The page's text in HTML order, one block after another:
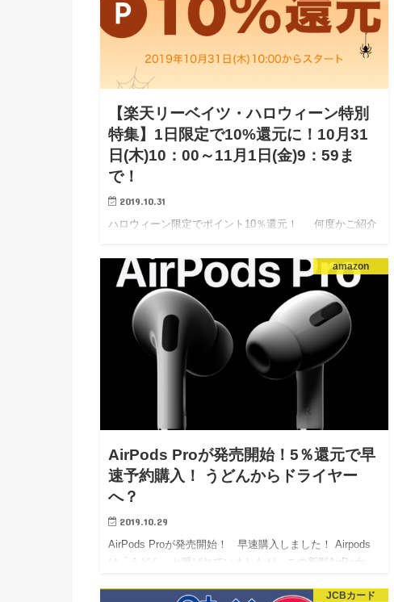
【楽天リーベイツ・ハロウィーン特別
特集】1日限定で10%還元に！10月31
日(木)10：00～11月1日(金)9：59ま
で！
2019.10.31
ハロウィーン限定でポイント10％還元！ 何度かご紹介
のポイントアップが開催です。 キャンペーン期間：
2019年10月31日(木)…
amazon
AirPods Proが発売開始！5％還元で早
速予約購入！ うどんからドライヤー
へ？
2019.10.29
AirPods Proが発売開始！ 早速購入しました！ Airpods
は「うどん」と呼ばれていましたが、この新型AirPods
JCBカード